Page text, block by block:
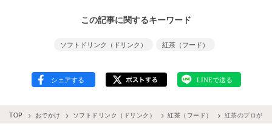
この記事に関するキーワード
ソフトドリンク（ドリンク） 紅茶（フード）
TOP おでかけ ソフトドリンク（ドリンク） 紅茶（フード） 紅茶のプロがフ